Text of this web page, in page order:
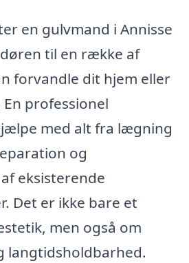
en gulvmand i Annisse
til en række af
forvandle dit hjem eller
professionel
med alt fra lægning
og
eksisterende
Det er ikke bare et
men også om
langtidsholdbarhed.